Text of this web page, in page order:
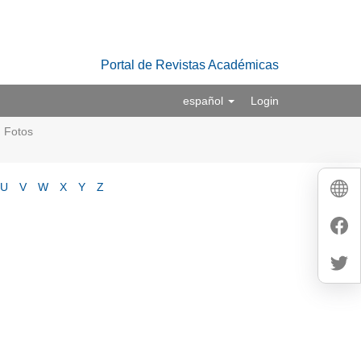
Portal de Revistas Académicas
español Login
Fotos
U V W X Y Z